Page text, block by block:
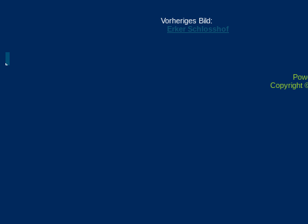
Vorheriges Bild:
Erker Schlosshof
Copyright